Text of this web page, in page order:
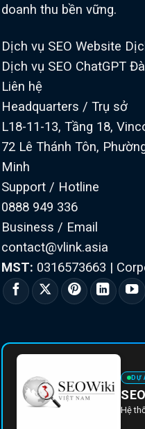
doanh thu bền vững.
Dịch vụ SEO Website
Dịch vụ SEO ChatGPT
Liên hệ
Headquarters / Trụ sở
L18-11-13, Tầng 18,
72 Lê Thánh Tôn,
Minh
Support / Hotline
0888 949 336
Business / Email
contact@vlink.asia
MST: 0316573663 |
DỰ
Hệ